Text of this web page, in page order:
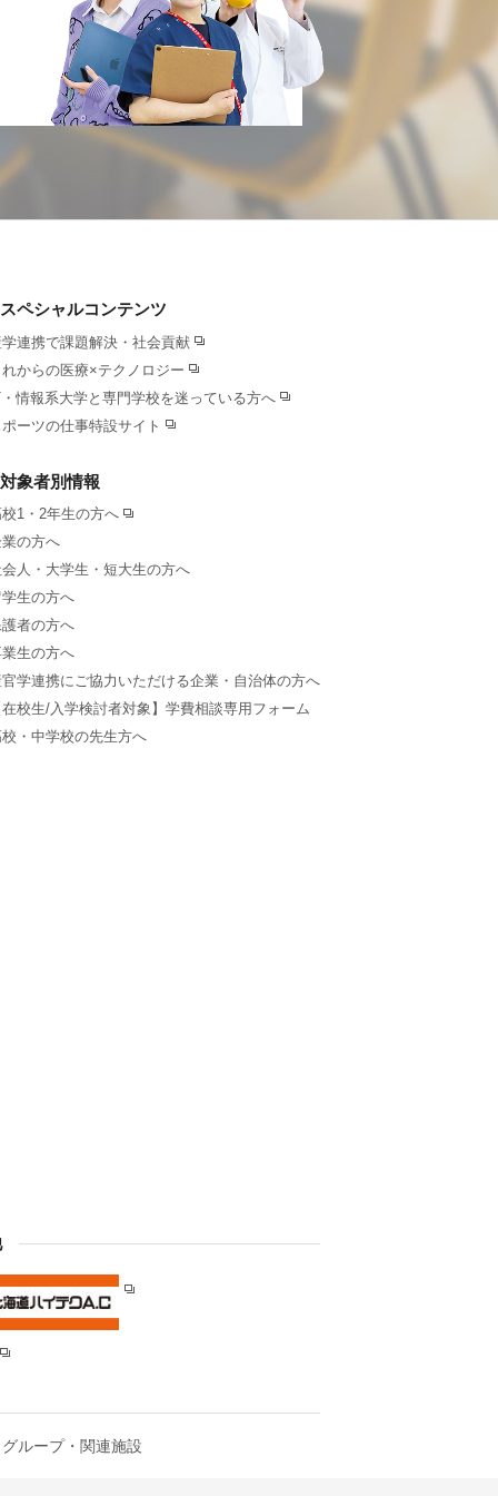
スペシャルコンテンツ
連携で課題解決・社会貢献
からの医療×テクノロジー
情報系大学と専門学校を迷っている方へ
ーツの仕事特設サイト
対象者別情報
1・2年生の方へ
の方へ
人・大学生・短大生の方へ
生の方へ
者の方へ
生の方へ
学連携にご協力いただける企業・自治体の方へ
校生/入学検討者対象】学費相談専用フォーム
・中学校の先生方へ
グループ・関連施設